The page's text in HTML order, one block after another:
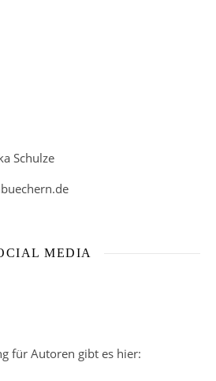
Schulze
MEDIA
für Autoren gibt es hier: